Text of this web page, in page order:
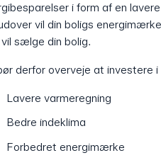
i form af en
vil din boligs
sælge din bolig.
derfor overveje at investere
Lavere varmeregning
Bedre indeklima
Forbedret energimærke